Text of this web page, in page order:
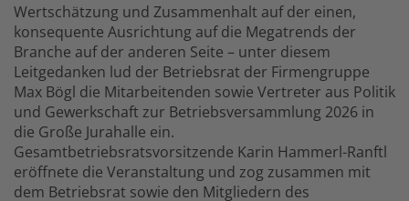
Wertschätzung und Zusammenhalt auf der einen,
konsequente Ausrichtung auf die Megatrends der
Branche auf der anderen Seite – unter diesem
Leitgedanken lud der Betriebsrat der Firmengruppe
Max Bögl die Mitarbeitenden sowie Vertreter aus Politik
und Gewerkschaft zur Betriebsversammlung 2026 in
die Große Jurahalle ein.
Gesamtbetriebsratsvorsitzende Karin Hammerl-Ranftl
eröffnete die Veranstaltung und zog zusammen mit
dem Betriebsrat sowie den Mitgliedern des